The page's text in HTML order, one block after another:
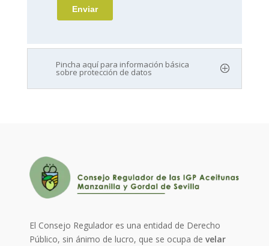
Pincha aquí para información básica
sobre protección de datos
El Consejo Regulador es una entidad de Derecho
Público, sin ánimo de lucro, que se ocupa develar